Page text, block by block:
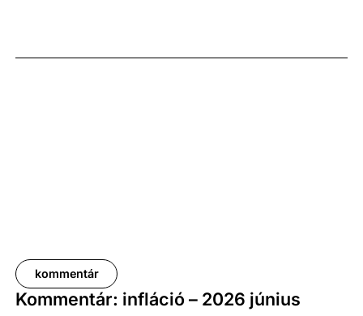
százalékot, a nettóé 11,0 százalékot tett ki, emellett
kommentár
Kommentár: infláció – 2026 június